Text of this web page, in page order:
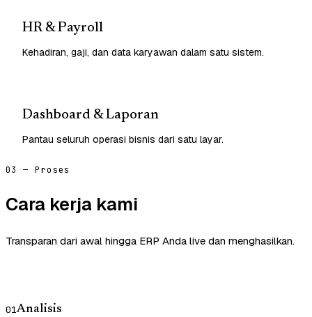
HR & Payroll
Kehadiran, gaji, dan data karyawan dalam satu sistem.
Dashboard & Laporan
Pantau seluruh operasi bisnis dari satu layar.
03 — Proses
Cara kerja kami
Transparan dari awal hingga ERP Anda live dan menghasilkan.
01Analisis